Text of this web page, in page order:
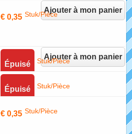
Ajouter à mon panier
€ 0,35 Stuk/Pièce
Ajouter à mon panier
Épuisé Stuk/Pièce
Épuisé Stuk/Pièce
€ 0,35 Stuk/Pièce